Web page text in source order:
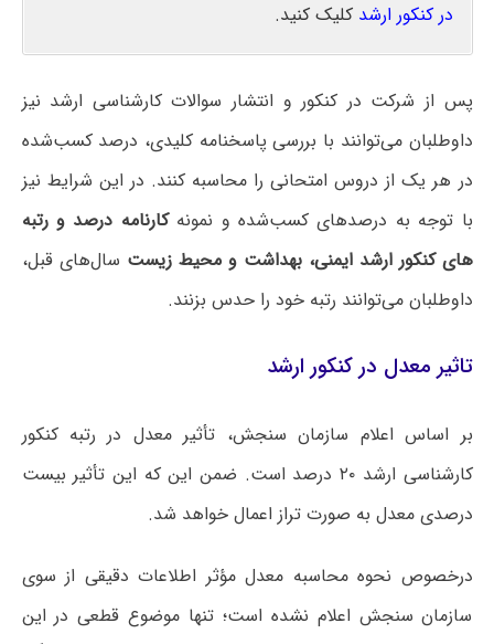
در کنکور ارشد کلیک کنید.
پس از شرکت در کنکور و انتشار سوالات کارشناسی ارشد نیز
داوطلبان می‌توانند با بررسی پاسخنامه کلیدی، درصد کسب‌شده
در هر یک از دروس امتحانی را محاسبه کنند. در این شرایط نیز
با توجه به درصدهای کسب‌شده و نمونهکارنامه درصد و رتبه
های کنکور ارشد ایمنی، بهداشت و محیط زیست سال‌های قبل،
داوطلبان می‌توانند رتبه خود را حدس بزنند.
تاثیر معدل در کنکور ارشد
بر اساس اعلام سازمان سنجش، تأثیر معدل در رتبه کنکور
کارشناسی ارشد ۲۰ درصد است. ضمن این که این تأثیر بیست
درصدی معدل به صورت تراز اعمال خواهد شد.
درخصوص نحوه محاسبه معدل مؤثر اطلاعات دقیقی از سوی
سازمان سنجش اعلام نشده است؛ تنها موضوع قطعی در این